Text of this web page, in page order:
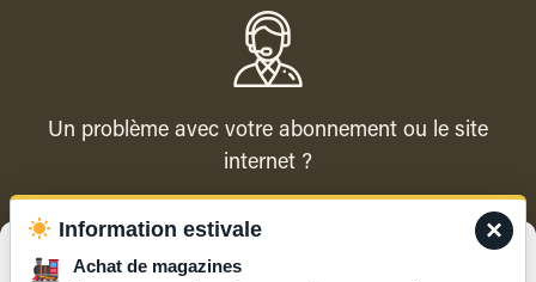
Un problème avec votre abonnement ou le site
internet ?
Contacter le service client ×
Information estivale
Achat de magazines